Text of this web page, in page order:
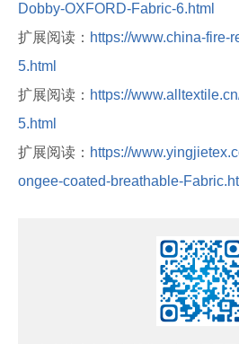
Dobby-OXFORD-Fabric-6.html
扩展阅读： https://www.china-fire-
5.html
扩展阅读： https://
5.html
扩展阅读： https://
ongee-coated-breathable-